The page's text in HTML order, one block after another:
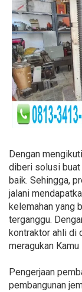
Dengan
diberi solusi buat
baik. Sehingga,
jalani
kelemahan yang
terganggu.
kontraktor ahli di
meragukan
Pengerjaan
pembangunan